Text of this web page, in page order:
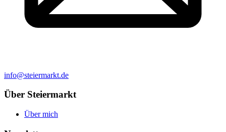
info@steiermarkt.de
Über Steiermarkt
Über mich